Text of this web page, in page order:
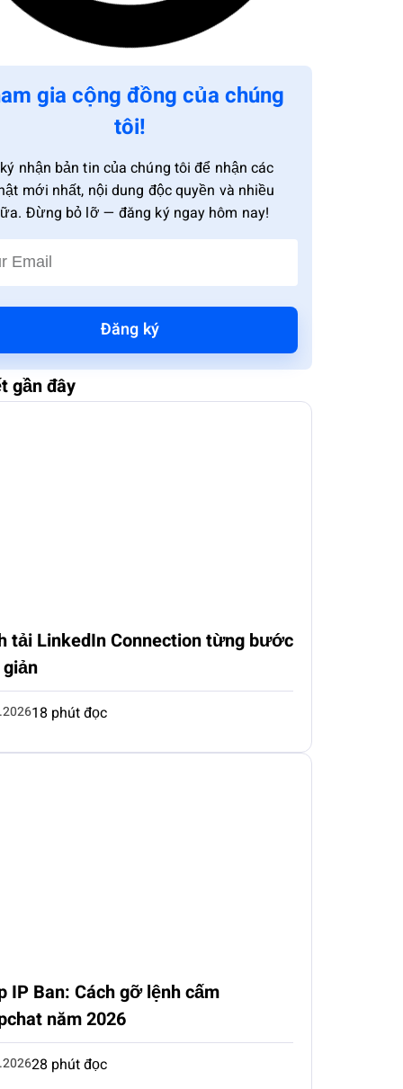
gia cộng đồng của chúng
tôi!
nhận bản tin của chúng tôi để nhận các
mới nhất, nội dung độc quyền và nhiều
Đừng bỏ lỡ — đăng ký ngay hôm nay!
Đăng ký
gần đây
tải LinkedIn Connection từng bước
18 phút đọc
IP Ban: Cách gỡ lệnh cấm
năm 2026
28 phút đọc